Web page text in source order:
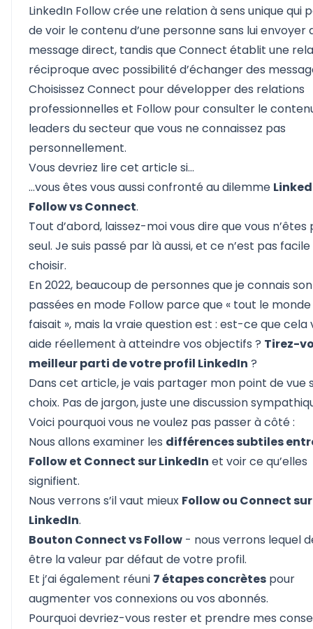
LinkedIn Follow crée une relation à sens unique qui
de voir le contenu d’une personne sans lui envoyer
message direct, tandis que Connect établit une
réciproque avec possibilité d’échanger des
Choisissez Connect pour développer des relations
professionnelles et Follow pour consulter le
leaders du secteur que vous ne connaissez pas
personnellement.
Vous devriez lire cet article si…
…vous êtes vous aussi confronté au dilemme
Follow vs Connect.
Tout d’abord, laissez-moi vous dire que vous n’êtes
seul. Je suis passé par là aussi, et ce n’est pas
choisir.
En 2022, beaucoup de personnes que je connais
passées en mode Follow parce que « tout le
faisait », mais la vraie question est : est-ce que cela
aide réellement à atteindre vos objectifs ? Tirez-
meilleur parti de votre profil LinkedIn ?
Dans cet article, je vais partager mon point de vue
choix. Pas de jargon, juste une discussion
Voici pourquoi vous ne voulez pas passer à côté :
Nous allons examiner les différences subtiles
Follow et Connect sur LinkedIn et voirce qu’elles
signifient.
Nous verrons s’il vaut mieux Follow ou Connect sur
LinkedIn.
Bouton Connect vs Follow - nous verrons lequel
être la valeur par défaut de votre profil.
Et j’ai également réuni 7 étapes concrètes pour
augmenter vos connexions ou vos abonnés.
Pourquoi devriez-vous rester et prendre mes